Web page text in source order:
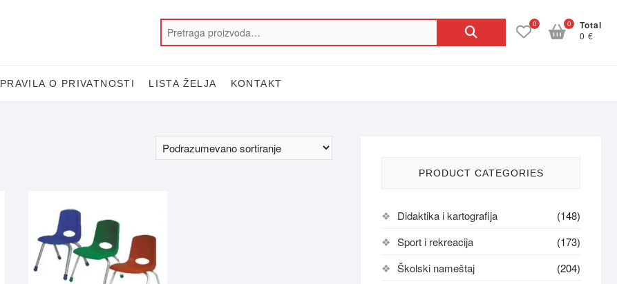
Pretraga
0 Total
0 €
0
PRAVILA O PRIVATNOSTI LISTA ŽELJA KONTAKT
PRODUCT CATEGORIES
Didaktika i kartografija
(148)
Sport i rekreacija
(173)
Školski nameštaj
(204)